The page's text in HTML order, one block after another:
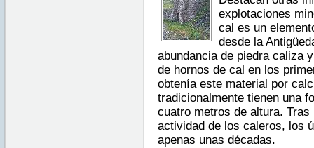
explotaciones
cal es un
desde la
abundancia de piedra caliza
de hornos de cal en los
obtenía este material por
tradicionalmente tienen una
cuatro metros de altura.
actividad de los caleros, los
apenas unas décadas.